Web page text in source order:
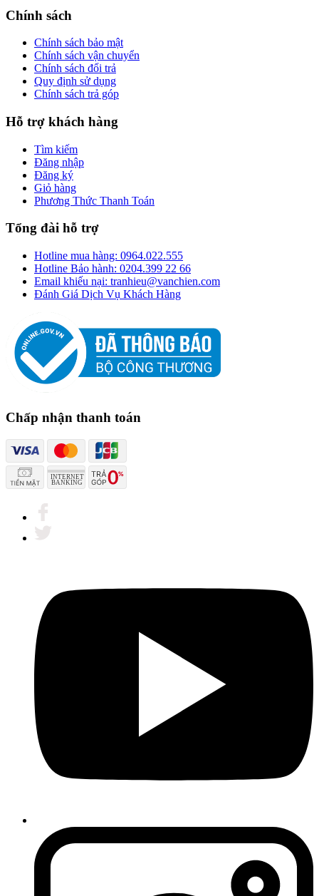
Chính sách
Chính sách bảo mật
Chính sách vận chuyển
Chính sách đổi trả
Quy định sử dụng
Chính sách trả góp
Hỗ trợ khách hàng
Tìm kiếm
Đăng nhập
Đăng ký
Giỏ hàng
Phương Thức Thanh Toán
Tổng đài hỗ trợ
Hotline mua hàng: 0964.022.555
Hotline Bảo hành: 0204.399 22 66
Email khiếu nại: tranhieu@vanchien.com
Đánh Giá Dịch Vụ Khách Hàng
Chấp nhận thanh toán